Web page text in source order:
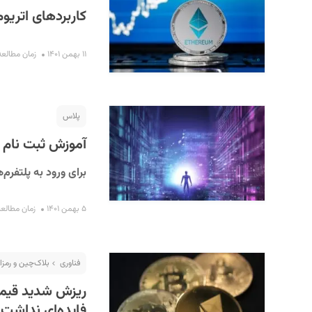
کاربردهای
۱۱ بهمن ۱۴۰۱ زمان مطالعه : ۴
پلاس
آموزش ثبت
برای ورود به
۵ بهمن ۱۴۰۱ زمان مطالعه : ۸
فناوری بلاک‌چین و
ریزش شدید